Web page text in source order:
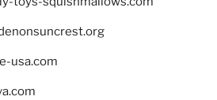
usa.com